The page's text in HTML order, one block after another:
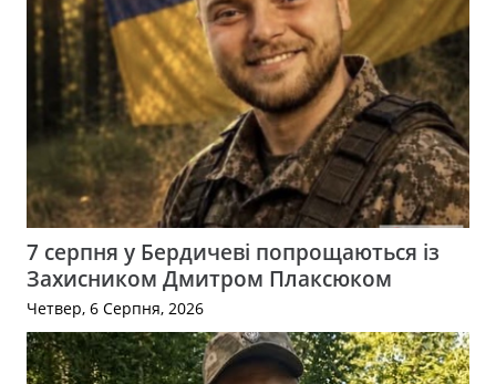
7 серпня у Бердичеві попрощаються із
Захисником Дмитром Плаксюком
Четвер, 6 Серпня, 2026